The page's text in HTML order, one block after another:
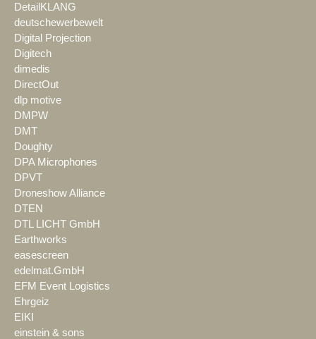
DetailKLANG
deutschewerbewelt
Digital Projection
Digitech
dimedis
DirectOut
dlp motive
DMPW
DMT
Doughty
DPA Microphones
DPVT
Droneshow Alliance
DTEN
DTL LICHT GmbH
Earthworks
easescreen
edelmat.GmbH
EFM Event Logistics
Ehrgeiz
EIKI
einstein & sons